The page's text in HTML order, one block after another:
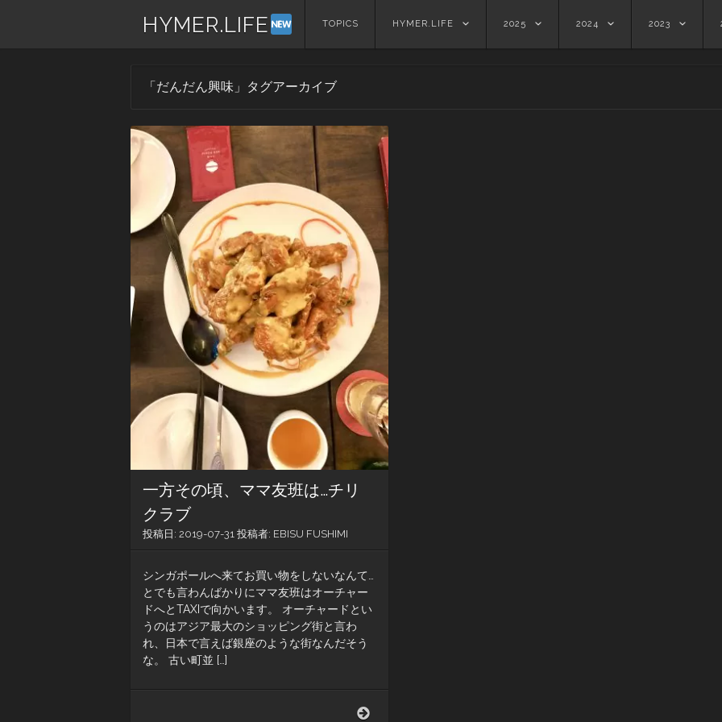
HYMER.LIFE
コ
ツ
ス
キ
プ
TOPICS HYMER.LIFE 2025 2024 2023
「だんだん興味 」タグアーカイブ
一方その頃、ママ友班は…チリ
クラブ
投稿日: 2019-07-31 投稿者: EBISU FUSHIMI
シンガポールへ来てお買い物をしないなんて…
とでも言わんばかりにママ友班はオーチャー
ドへとTAXIで向かいます。 オーチャードとい
うのはアジア最大のショッピング街と言わ
れ、日本で言えば銀座のような街なんだそう
な。 古い町並 […]